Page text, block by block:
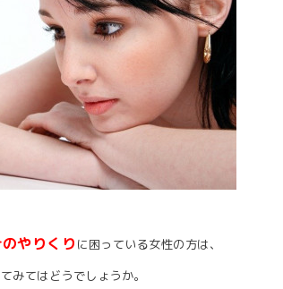
やりくり に困っている女性の方は、
みてはどうでしょうか。